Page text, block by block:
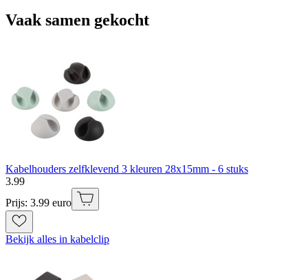
Vaak samen gekocht
Kabelhouders zelfklevend 3 kleuren 28x15mm - 6 stuks
3.99
Prijs: 3.99 euro
Bekijk alles in kabelclip